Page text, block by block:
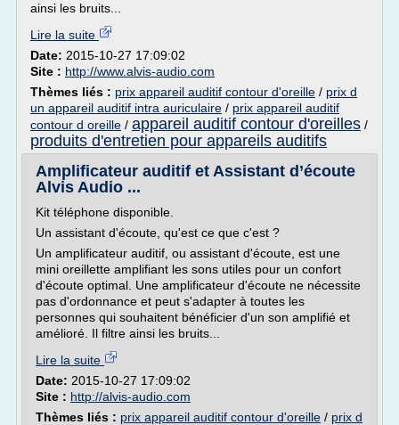
ainsi les bruits...
Lire la suite
Date: 2015-10-27 17:09:02
Site : http://www.alvis-audio.com
Thèmes liés : prix appareil auditif contour d'oreille / prix d
un appareil auditif intra auriculaire / prix appareil auditif
contour d oreille / appareil auditif contour d'oreilles /
produits d'entretien pour appareils auditifs
Amplificateur auditif et Assistant d’écoute
Alvis Audio ...
Kit téléphone disponible.
Un assistant d'écoute, qu'est ce que c'est ?
Un amplificateur auditif, ou assistant d'écoute, est une
mini oreillette amplifiant les sons utiles pour un confort
d'écoute optimal. Une amplificateur d'écoute ne nécessite
pas d'ordonnance et peut s'adapter à toutes les
personnes qui souhaitent bénéficier d'un son amplifié et
amélioré. Il filtre ainsi les bruits...
Lire la suite
Date: 2015-10-27 17:09:02
Site : http://alvis-audio.com
Thèmes liés : prix appareil auditif contour d'oreille / prix d